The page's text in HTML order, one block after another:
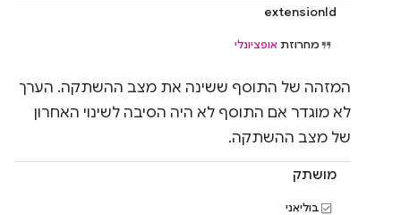
extensionId
מחרוזת אופציונלי
המזהה של התוסף ששינה את מצב ההשתקה. הערך
לא מוגדר אם התוסף לא היה הסיבה לשינוי האחרון
של מצב ההשתקה.
מושתק
בוליאני